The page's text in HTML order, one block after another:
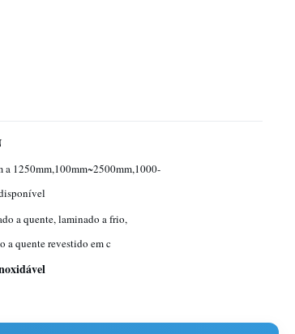
a 1250mm,100mm~2500mm,1000-
a quente, laminado a frio,
a quente revestido em c